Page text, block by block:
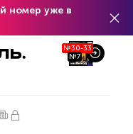
номер уже в
№30-33
№7